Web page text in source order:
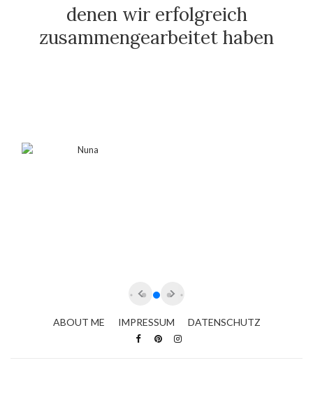
denen wir erfolgreich
zusammengearbeitet haben
ABOUT ME IMPRESSUM DATENSCHUTZ